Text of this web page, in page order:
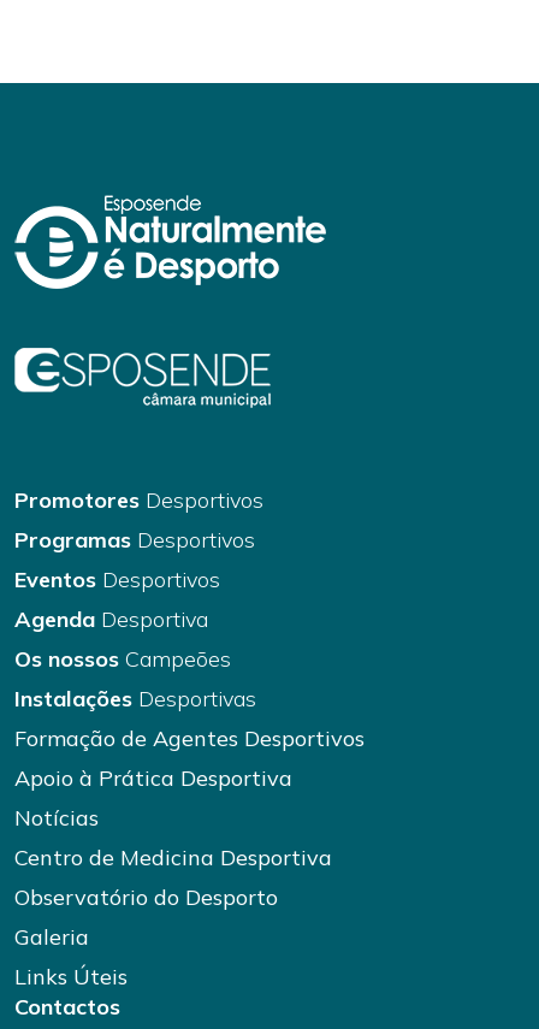
Promotores Desportivos
Programas Desportivos
Eventos Desportivos
Agenda Desportiva
Os nossos Campeões
Instalações Desportivas
Formação de Agentes Desportivos
Apoio à Prática Desportiva
Notícias
Centro de Medicina Desportiva
Observatório do Desporto
Galeria
Links Úteis
Contactos